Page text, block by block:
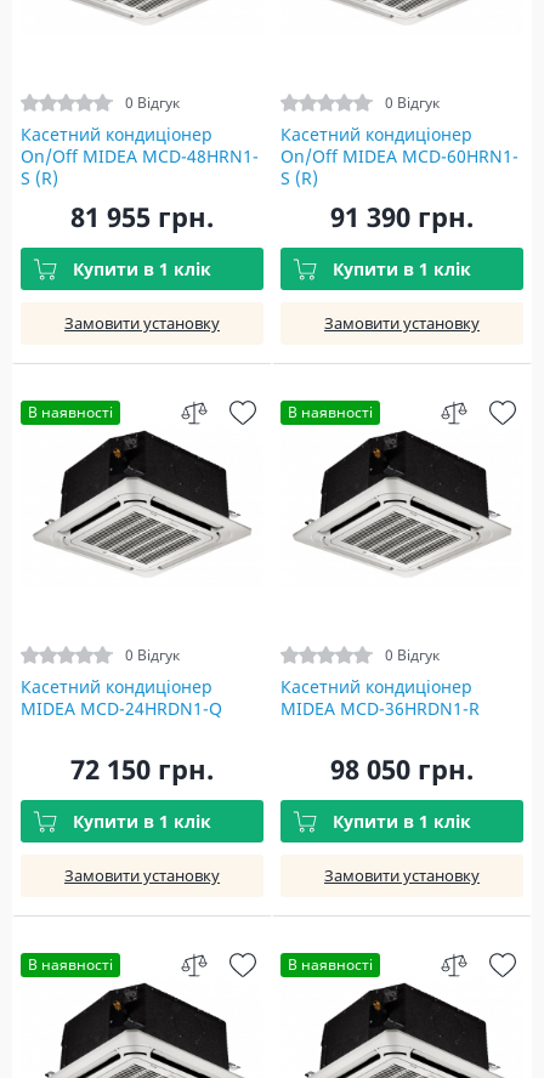
0 Відгук
Касетний кондиціонер
On/Off MIDEA MCD-48HRN1-
S (R)
81 955 грн.
Купити в 1 клік
Замовити установку
0 Відгук
Касетний кондиціонер
On/Off MIDEA MCD-60HRN1-
S (R)
91 390 грн.
Купити в 1 клік
Замовити установку
В наявності
0 Відгук
Касетний кондиціонер
MIDEA MCD-24HRDN1-Q
72 150 грн.
Купити в 1 клік
Замовити установку
В наявності
0 Відгук
Касетний кондиціонер
MIDEA MCD-36HRDN1-R
98 050 грн.
Купити в 1 клік
Замовити установку
В наявності В наявності